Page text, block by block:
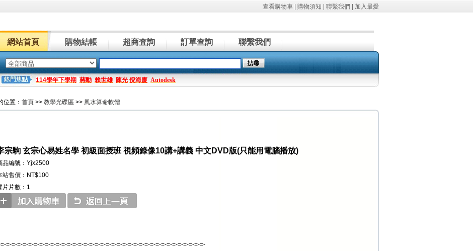
查看購物車 購物須知 聯繫我們 加入最愛
網站首頁 購物結帳 超商査詢 訂單查詢 聯繫我們
114學年下學期 蔣勳 賴世雄 陳光 倪海廈 Autodesk
位置： 首頁 >> 教學光碟區 >> 風水算命軟體
宗駒 玄宗心易姓名學 初級面授班 視頻錄像10講+講義 中文DVD版(只能用電腦播放)
品編號：Yjx2500
站售價：NT$100
片片數：1
=-=-=-=-=-=-=-=-=-=-=-=-=-=-=-=-=-=-=-=-=-=-=-=-=-=-=-=-=-=-=-=-=-=-=-=-